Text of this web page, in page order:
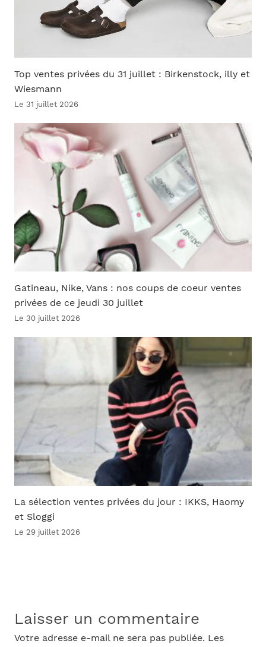
Top ventes privées du 31 juillet : Birkenstock, illy et
Wiesmann
Le 31 juillet 2026
Gatineau, Nike, Vans : nos coups de coeur ventes
privées de ce jeudi 30 juillet
Le 30 juillet 2026
La sélection ventes privées du jour : IKKS, Haomy
et Sloggi
Le 29 juillet 2026
Laisser un commentaire
Votre adresse e-mail ne sera pas publiée. Les